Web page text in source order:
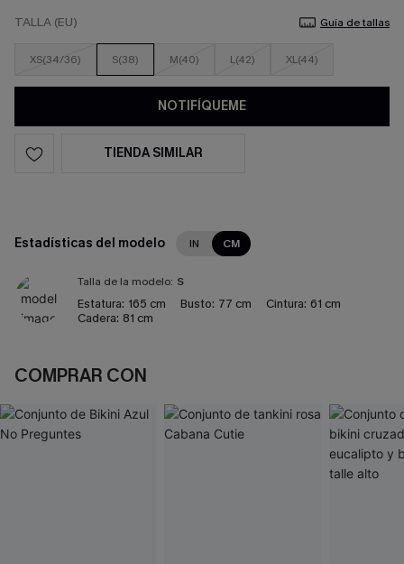
TALLA (EU) Guía de tallas
XS(34/36) S(38) M(40) L(42) XL(44)
NOTIFÍQUEME
TIENDA SIMILAR
Estadísticas del modelo IN CM
Talla de la modelo: S
Estatura: 165 cm Busto: 77 cm Cintura: 61 cm
Cadera: 81 cm
COMPRAR CON